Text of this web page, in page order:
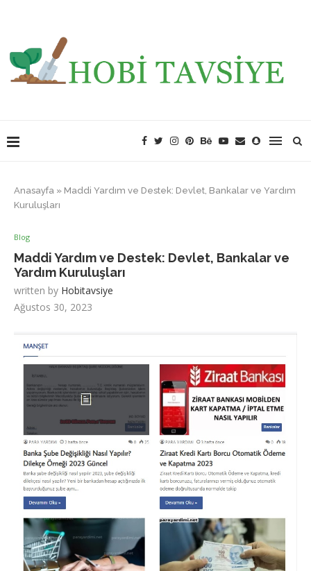
Anasayfa » Maddi Yardım ve Destek: Devlet, Bankalar ve Yardım
Kuruluşları
Blog
Maddi Yardım ve Destek: Devlet, Bankalar ve
Yardım Kuruluşları
written by Hobitavsiye
Ağustos 30, 2023